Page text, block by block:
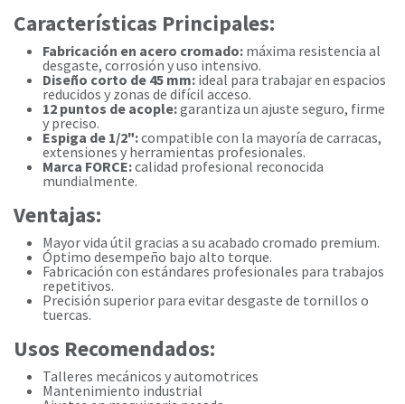
Características Principales:
Fabricación en acero cromado: máxima resistencia al
desgaste, corrosión y uso intensivo.
Diseño corto de 45 mm: ideal para trabajar en espacios
reducidos y zonas de difícil acceso.
12 puntos de acople:garantiza un ajuste seguro, firme
y preciso.
Espiga de 1/2":compatible con la mayoría de carracas,
extensiones y herramientas profesionales.
Marca FORCE:calidad profesional reconocida
mundialmente.
Ventajas:
Mayor vida útil gracias a su acabado cromado premium.
Óptimo desempeño bajo alto torque.
Fabricación con estándares profesionales para trabajos
repetitivos.
Precisión superior para evitar desgaste de tornillos o
tuercas.
Usos Recomendados:
Talleres mecánicos y automotrices
Mantenimiento industrial